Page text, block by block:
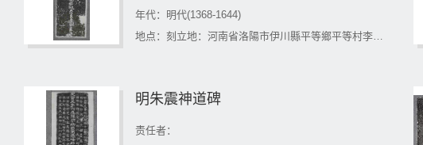
年代：明代(1368-1644)
地点：刻立地：河南省洛陽市伊川縣平等鄉平等村李氏祠堂 現藏地：河南省洛陽市伊川縣平等鄉平等村李氏祠堂
明朱震神道碑
责任者：